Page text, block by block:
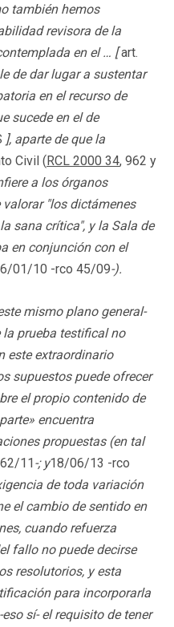
también hemos
revisora de la
en el … [art.
de dar lugar a sustentar
en el recurso de
sucede en el de
], aparte de que la
Civil (RCL 2000 34, 962 y
a los órganos
"los dictámenes
sana crítica", y la Sala de
en conjunción con el
01/10 -rco 45/09-).
mismo plano general-
prueba testifical no
este extraordinario
supuestos puede ofrecer
el propio contenido de
encuentra
propuestas (en tal
11-; y18/06/13 -rco
de toda variación
el cambio de sentido en
cuando refuerza
fallo no puede decirse
resolutorios, y esta
para incorporarla
sí- el requisito de tener